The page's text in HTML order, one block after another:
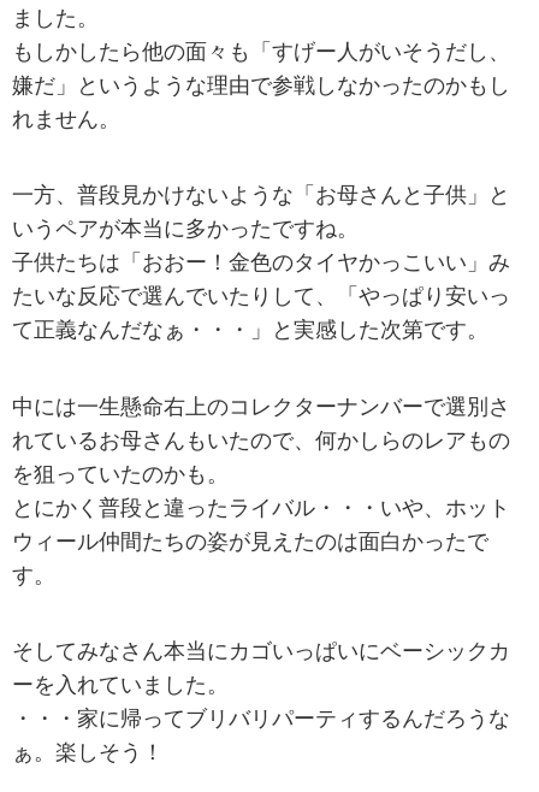
ました。
もしかしたら他の面々も「すげー人がいそうだし、
嫌だ」というような理由で参戦しなかったのかもし
れません。
一方、普段見かけないような「お母さんと子供」と
いうペアが本当に多かったですね。
子供たちは「おおー！金色のタイヤかっこいい」み
たいな反応で選んでいたりして、「やっぱり安いっ
て正義なんだなぁ・・・」と実感した次第です。
中には一生懸命右上のコレクターナンバーで選別さ
れているお母さんもいたので、何かしらのレアもの
を狙っていたのかも。
とにかく普段と違ったライバル・・・いや、ホット
ウィール仲間たちの姿が見えたのは面白かったで
す。
そしてみなさん本当にカゴいっぱいにベーシックカ
ーを入れていました。
・・・家に帰ってブリバリパーティするんだろうな
ぁ。楽しそう！